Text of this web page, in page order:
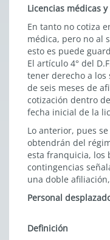
Licencias médicas
En tanto no cotiza
médica, pero no al
esto es puede
El artículo 4° del
tener derecho a
de seis meses de
cotización dentro
fecha inicial de la
Lo anterior, pues
obtendrán del
esta franquicia, los
contingencias
una doble
Personal
Definición